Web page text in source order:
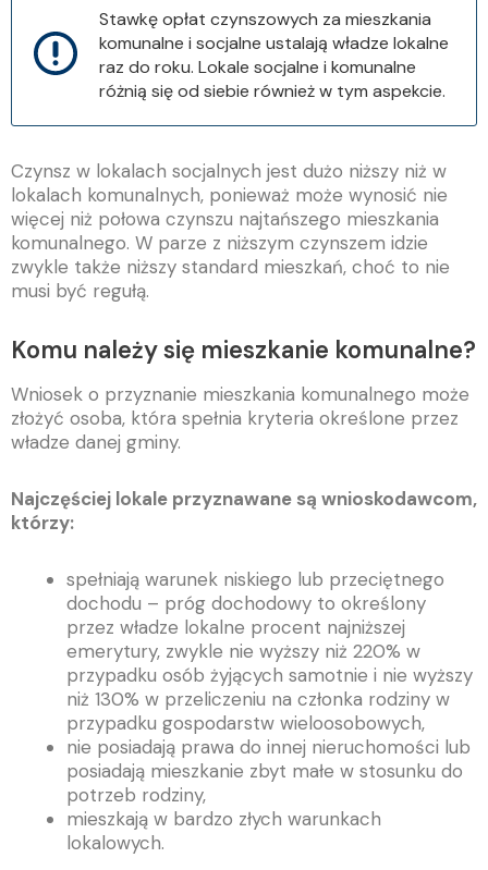
Stawkę opłat czynszowych za mieszkania
komunalne i socjalne ustalają władze lokalne
raz do roku. Lokale socjalne i komunalne
różnią się od siebie również w tym aspekcie.
Czynsz w lokalach socjalnych jest dużo niższy niż w
lokalach komunalnych, ponieważ może wynosić nie
więcej niż połowa czynszu najtańszego mieszkania
komunalnego. W parze z niższym czynszem idzie
zwykle także niższy standard mieszkań, choć to nie
musi być regułą.
Komu należy się mieszkanie komunalne?
Wniosek o przyznanie mieszkania komunalnego może
złożyć osoba, która spełnia kryteria określone przez
władze danej gminy.
Najczęściej lokale przyznawane są wnioskodawcom,
którzy:
spełniają warunek niskiego lub przeciętnego
dochodu – próg dochodowy to określony
przez władze lokalne procent najniższej
emerytury, zwykle nie wyższy niż 220% w
przypadku osób żyjących samotnie i nie wyższy
niż 130% w przeliczeniu na członka rodziny w
przypadku gospodarstw wieloosobowych,
nie posiadają prawa do innej nieruchomości lub
posiadają mieszkanie zbyt małe w stosunku do
potrzeb rodziny,
mieszkają w bardzo złych warunkach
lokalowych.